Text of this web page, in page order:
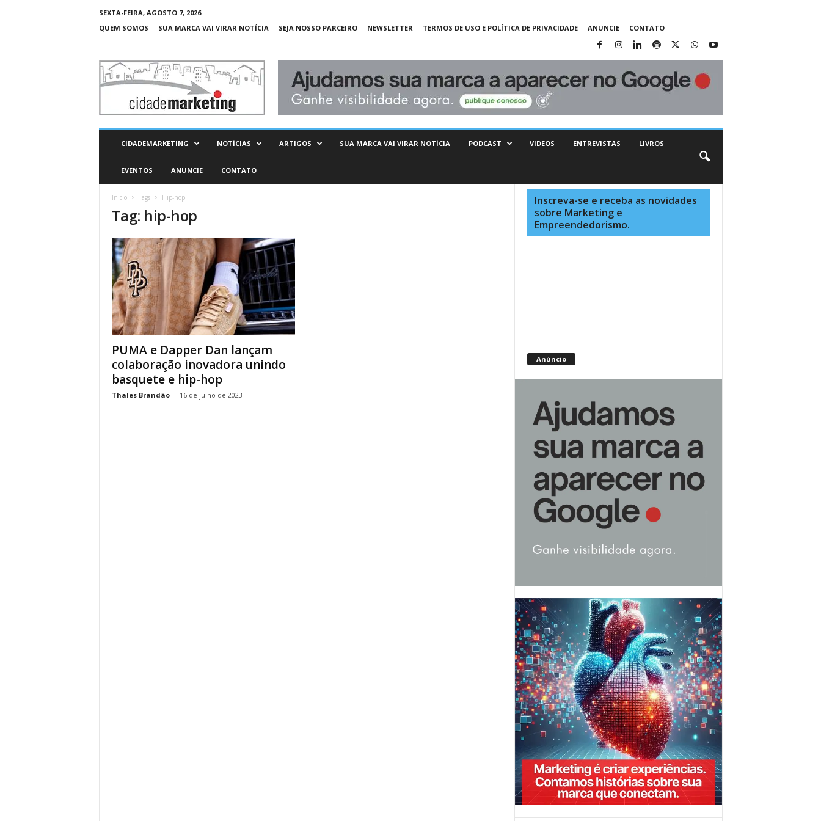
SEXTA-FEIRA, AGOSTO 7, 2026
QUEM SOMOS
SUA MARCA VAI VIRAR NOTÍCIA SEJA NOSSO PARCEIRO NEWSLETTER TERMOS DE USO E POLÍTICA DE PRIVACIDADE ANUNCIE CONTATO
C
d
CIDADEMARKETING NOTÍCIAS ARTIGOS SUA MARCA VAI VIRAR NOTÍCIA PODCAST VIDEOS ENTREVISTAS LIVROS
EVENTOS ANUNCIE CONTATO
Início Tags Hip-hop
Tag: hip-hop
PUMA e Dapper Dan lançam
colaboração inovadora unindo
basquete e hip-hop
Thales Brandão - 16 de julho de 2023
Inscreva-se e receba as novidades
sobre Marketing e
Empreendedorismo.
Anúncio